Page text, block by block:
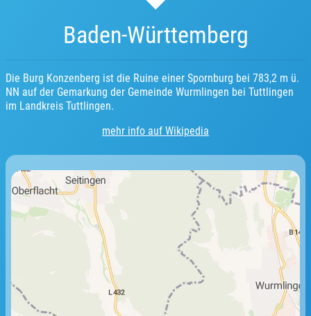
Baden-Württemberg
Die Burg Konzenberg ist die Ruine einer Spornburg bei 783,2 m ü.
NN auf der Gemarkung der Gemeinde Wurmlingen bei Tuttlingen
im Landkreis Tuttlingen.
mehr info auf Wikipedia